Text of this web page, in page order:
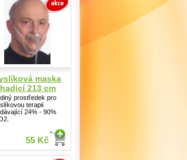
maska
213 cm
prostředek pro
terapii
24% - 90%
55 Kč